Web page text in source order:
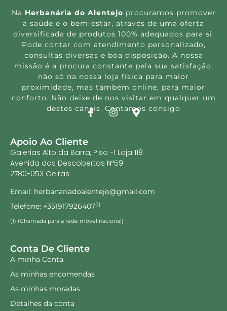
Na Herbanária do Alentejo procuramos promover
a saúde e o bem-estar, através de uma oferta
diversificada de produtos 100% adequados para si.
Pode contar com atendimento personalizado,
consultas diversas e boa disposição. A nossa
missão é a procura constante pela sua satisfação,
não só na nossa loja física para maior
proximidade, mas também online, para maior
conforto. Não deixe de nos visitar em qualquer um
destes canais. Contamos consigo
Apoio Ao Cliente
Galerias Alto da Barra, Piso -1 Loja 118
Avenida das Descobertas Nº59
2780-053 Oeiras
Email: herbanariadoalentejo@gmail.com
Telefone: +351917926407(1)
(1) (Chamada para a rede móvel nacional)
Conta De Cliente
A minha Conta
As minhas encomendas
As minhas moradas
Detalhes da conta